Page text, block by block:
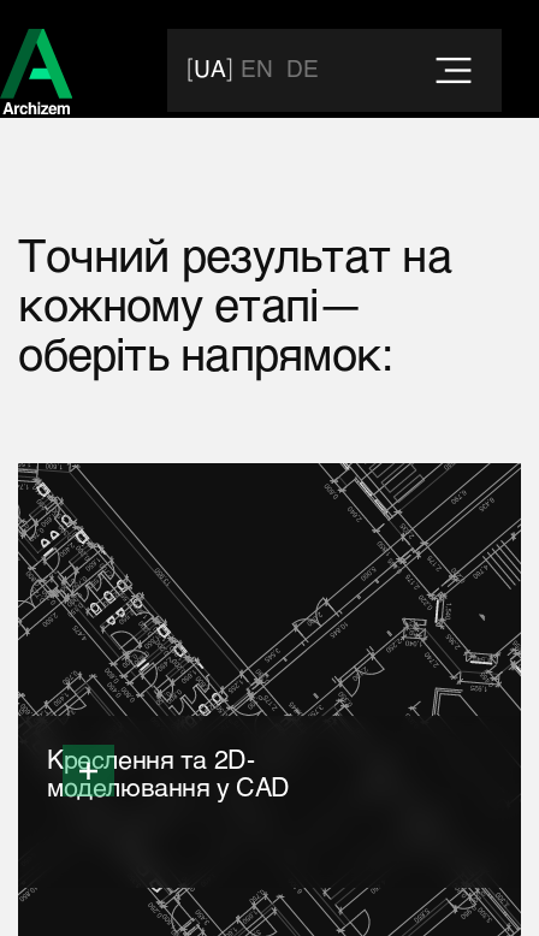
UA EN DE
Точний результат на
кожному етапі—
оберіть напрямок:
Креслення та 2D-
моделювання у CAD